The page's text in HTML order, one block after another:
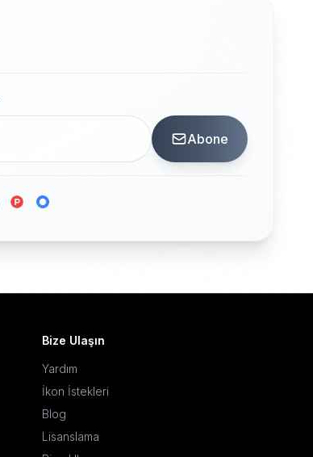
Abone
Bize Ulaşın
Yardım
İkon İstekleri
Blog
Lisanslama